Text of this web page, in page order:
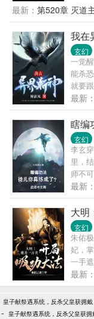
先苟
证道
河？
子：“
请受
至，
骇！！
最新： 第520章 灭道
我在
玄幻
一觉
能杀
就要
求生
了。
一条
万米
示：
获得
最新：
瞎编
玄幻
李玄
里，
师不
拒绝
修炼
功了
呆：“
孽啊
编的
ps：
感觉
最新：
大明
玄幻
朱佑
妃，
一手
的产
佑极
功法
了天
最新：
皇子献祭遇系统，反杀父皇获拥
- 皇子献祭遇系统，反杀父皇获